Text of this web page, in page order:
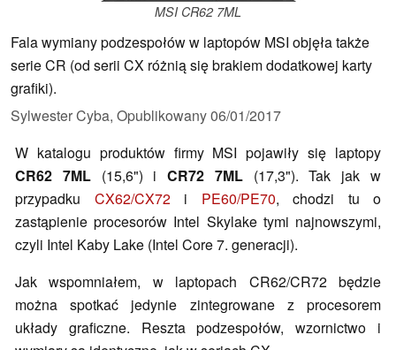
MSI CR62 7ML
Fala wymiany podzespołów w laptopów MSI objęła także
serie CR (od serii CX różnią się brakiem dodatkowej karty
grafiki).
Sylwester Cyba, Opublikowany06/01/2017
W katalogu produktów firmy MSI pojawiły się laptopy
CR62 7ML(15,6") iCR72 7ML(17,3"). Tak jak w
przypadku CX62/CX72i PE60/PE70, chodzi tu o
zastąpienie procesorów Intel Skylake tymi najnowszymi,
czyli Intel Kaby Lake (Intel Core 7. generacji).
Jak wspomniałem, w laptopach CR62/CR72 będzie
można spotkać jedynie zintegrowane z procesorem
układy graficzne. Reszta podzespołów, wzornictwo i